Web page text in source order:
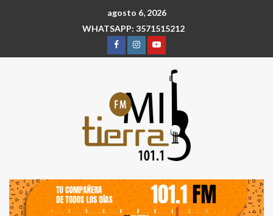
agosto 6, 2026
WHATSAPP: 3571515212